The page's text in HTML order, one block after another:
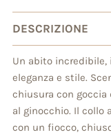
DESCRIZIONE
Un abito incredibile,
eleganza e stile.
chiusura con goccia
al ginocchio. Il collo
con un fiocco,